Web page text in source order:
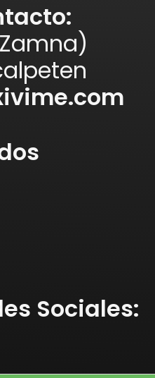
Sociales: